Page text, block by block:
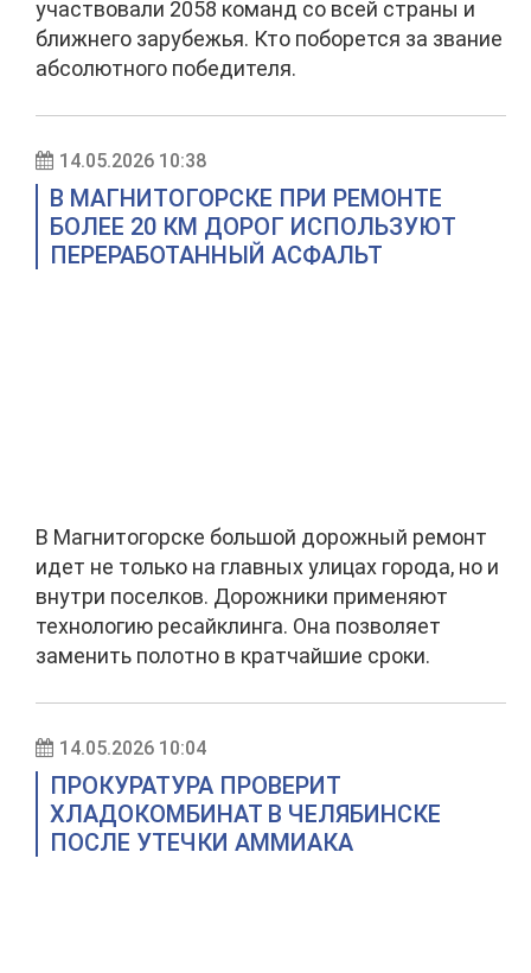
участвовали 2058 команд со всей страны и
ближнего зарубежья. Кто поборется за звание
абсолютного победителя.
14.05.2026 10:38
В МАГНИТОГОРСКЕ ПРИ РЕМОНТЕ
БОЛЕЕ 20 КМ ДОРОГ ИСПОЛЬЗУЮТ
ПЕРЕРАБОТАННЫЙ АСФАЛЬТ
В Магнитогорске большой дорожный ремонт
идет не только на главных улицах города, но и
внутри поселков. Дорожники применяют
технологию ресайклинга. Она позволяет
заменить полотно в кратчайшие сроки.
14.05.2026 10:04
ПРОКУРАТУРА ПРОВЕРИТ
ХЛАДОКОМБИНАТ В ЧЕЛЯБИНСКЕ
ПОСЛЕ УТЕЧКИ АММИАКА